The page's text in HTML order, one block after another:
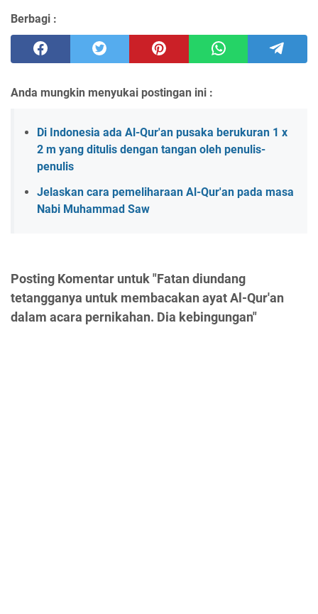
Berbagi :
Anda mungkin menyukai postingan ini :
Di Indonesia ada Al-Qur'an pusaka berukuran 1 x
2 m yang ditulis dengan tangan oleh penulis-
penulis
Jelaskan cara pemeliharaan Al-Qur'an pada masa
Nabi Muhammad Saw
Posting Komentar untuk "Fatan diundang
tetangganya untuk membacakan ayat Al-Qur'an
dalam acara pernikahan. Dia kebingungan"